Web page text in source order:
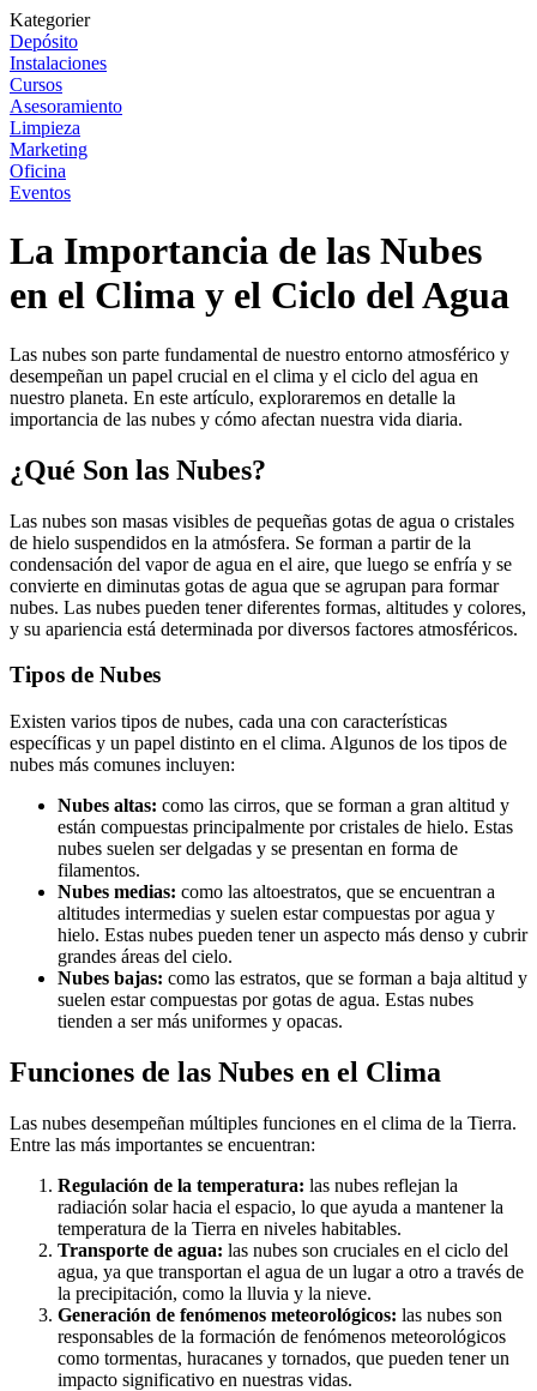
Kategorier
Depósito
Instalaciones
Cursos
Asesoramiento
Limpieza
Marketing
Oficina
Eventos
La Importancia de las Nubes
en el Clima y el Ciclo del Agua
Las nubes son parte fundamental de nuestro entorno atmosférico y
desempeñan un papel crucial en el clima y el ciclo del agua en
nuestro planeta. En este artículo, exploraremos en detalle la
importancia de las nubes y cómo afectan nuestra vida diaria.
¿Qué Son las Nubes?
Las nubes son masas visibles de pequeñas gotas de agua o cristales
de hielo suspendidos en la atmósfera. Se forman a partir de la
condensación del vapor de agua en el aire, que luego se enfría y se
convierte en diminutas gotas de agua que se agrupan para formar
nubes. Las nubes pueden tener diferentes formas, altitudes y colores,
y su apariencia está determinada por diversos factores atmosféricos.
Tipos de Nubes
Existen varios tipos de nubes, cada una con características
específicas y un papel distinto en el clima. Algunos de los tipos de
nubes más comunes incluyen:
Nubes altas: como las cirros, que se forman a gran altitud y
están compuestas principalmente por cristales de hielo. Estas
nubes suelen ser delgadas y se presentan en forma de
filamentos.
Nubes medias: como las altoestratos, que se encuentran a
altitudes intermedias y suelen estar compuestas por agua y
hielo. Estas nubes pueden tener un aspecto más denso y cubrir
grandes áreas del cielo.
Nubes bajas: como las estratos, que se forman a baja altitud y
suelen estar compuestas por gotas de agua. Estas nubes
tienden a ser más uniformes y opacas.
Funciones de las Nubes en el Clima
Las nubes desempeñan múltiples funciones en el clima de la Tierra.
Entre las más importantes se encuentran:
Regulación de la temperatura: las nubes reflejan la
radiación solar hacia el espacio, lo que ayuda a mantener la
temperatura de la Tierra en niveles habitables.
Transporte de agua: las nubes son cruciales en el ciclo del
agua, ya que transportan el agua de un lugar a otro a través de
la precipitación, como la lluvia y la nieve.
Generación de fenómenos meteorológicos: las nubes son
responsables de la formación de fenómenos meteorológicos
como tormentas, huracanes y tornados, que pueden tener un
impacto significativo en nuestras vidas.